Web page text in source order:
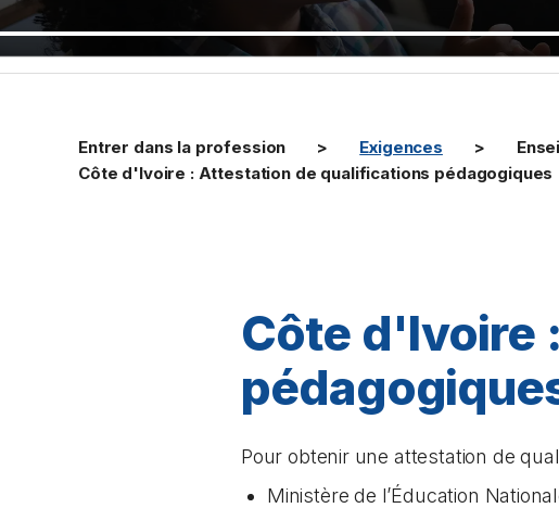
Entrer dans la profession Exigences
Côte d'Ivoire : Attestation de qualifications pédagogiques
Côte d'Ivoire
Pour obtenir une attestation de
Ministère de l’Éducation